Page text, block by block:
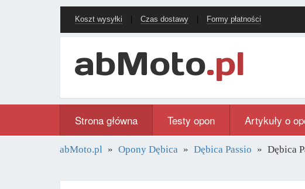
Koszt wysyłki Czas dostawy Formy płatności
Strona główna Testy opon Artykuły o
abMoto.pl Opony Dębica Dębica Passio Dębica